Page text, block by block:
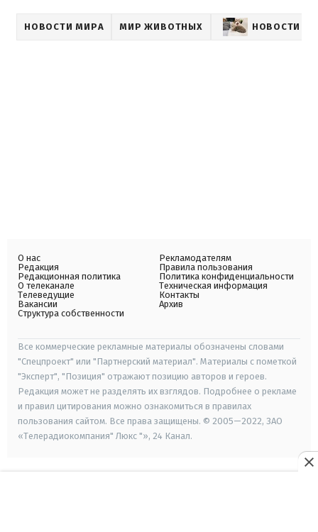
НОВОСТИ МИРА МИР ЖИВОТНЫХ НОВОСТИ О
О нас
Редакция
Редакционная политика
О телеканале
Телеведущие
Вакансии
Структура собственности
Рекламодателям
Правила пользования
Политика конфиденциальности
Техническая информация
Контакты
Архив
Все коммерческие рекламные материалы обозначены словами
"Спецпроект" или "Партнерский материал". Материалы с пометкой
"Эксперт", "Позиция" отражают позицию авторов и героев.
Редакция может не разделять их взглядов. Подробнее о рекламе
и правил цитирования можно ознакомиться в правилах
пользования сайтом. Все права защищены. © 2005—2022, ЗАО
«Телерадиокомпания" Люкс "», 24 Канал.